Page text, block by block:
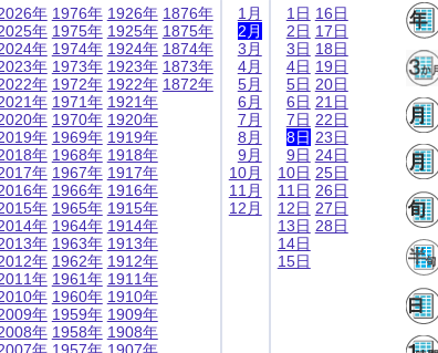
年
年
年
年
年
年
年
年
年
年
年
年
年
年
年
年
年
年
年
1976年
1975年
1974年
1973年
1972年
1971年
1970年
1969年
1968年
1967年
1966年
1965年
1964年
1963年
1962年
1961年
1960年
1959年
1958年
1926年
1925年
1924年
1923年
1922年
1921年
1920年
1919年
1918年
1917年
1916年
1915年
1914年
1913年
1912年
1911年
1910年
1909年
1908年
1876年
1875年
1874年
1873年
1872年
1月
2月
3月
4月
5月
6月
7月
8月
9月
10月
11月
12月
1日
2日
3日
4日
5日
6日
7日
8日
9日
10日
11日
12日
13日
14日
15日
16日
17日
18日
19日
20日
21日
22日
23日
24日
25日
26日
27日
28日